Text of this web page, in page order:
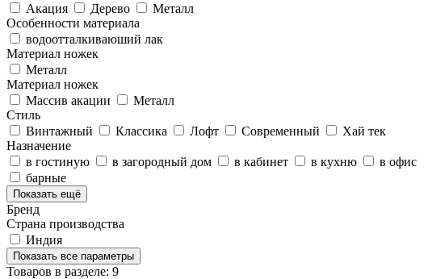
Акация
Дерево
Металл
Особенности материала
водоотталкиваюший лак
Материал ножек
Металл
Материал ножек
Массив акации
Металл
Стиль
Винтажный
Классика Лофт Современный
Хай тек
Назначение
в гостиную
в загородный дом в кабинет в кухню
в офис
барные
Показать ещё
Бренд
Страна производства
Индия
Показать все параметры
Товаров в разделе: 9